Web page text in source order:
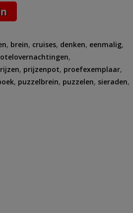
, brein, cruises, denken, eenmalig,
,
, prijzenpot, proefexemplaar,
, puzzelbrein, puzzelen, sieraden,